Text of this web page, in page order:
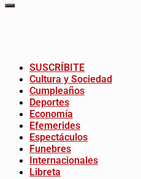
SUSCRÍBITE
Cultura y Sociedad
Cumpleaños
Deportes
Economía
Efemerides
Espectáculos
Funebres
Internacionales
Libreta